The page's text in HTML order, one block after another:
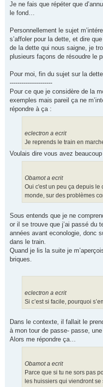
Je ne fais que répéter que
le fond…
Personnellement le sujet
s’affoler pour la dette, et dire
de la dette qui nous saigne, je
plusieurs façons de résoudre le
Pour moi, fin du sujet sur la
----------------------
Pour ce que je considère de la
exemples mais pareil ça ne
répondre à ça :
eclectron a ecrit
Je reprends le train en
Voulais dire vous avez
Obamot a ecrit
Oui c'est un peu ça depuis le
monde, sur des problèmes
Sous entends que je ne
or il se trouve que j’ai passé du
années avant econologie, donc
dans le train.
Quand je lis la suite je
briques.
eclectron a ecrit
Si c’est si facile, pourquoi
Dans le contexte, il fallait le
à mon tour de passe- passe, une
Alors me répondre ça…
Obamot a ecrit
Parce que si tu ne sors pas
les huissiers qui viendront se